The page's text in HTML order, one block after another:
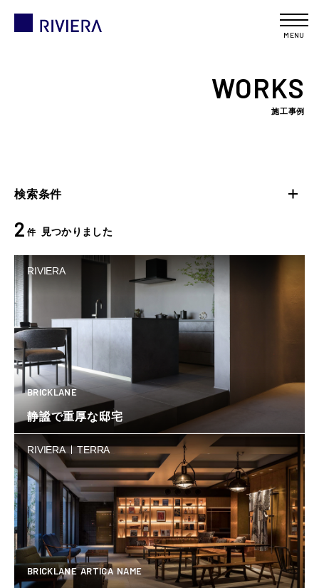
MENU
WORKS
施工事例
2 件 見つかりました
RIVIERA
BRICKLANE
静謐で重厚な邸宅
RIVIERA TERRA
BRICKLANE ARTICA NAME
検索条件